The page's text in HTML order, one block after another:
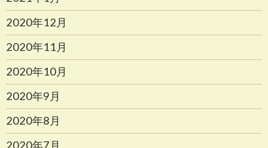
2020年12月
2020年11月
2020年10月
2020年9月
2020年8月
2020年7月